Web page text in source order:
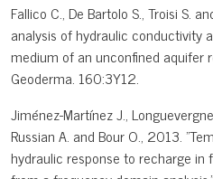
Fallico C., De Bartolo S., Troisi S.
analysis of hydraulic conductivity
medium of an unconfined aquifer
Geoderma. 160:3Y12.
Jiménez-Martínez J.,
Russian A. and Bour O., 2013.
hydraulic response to recharge in